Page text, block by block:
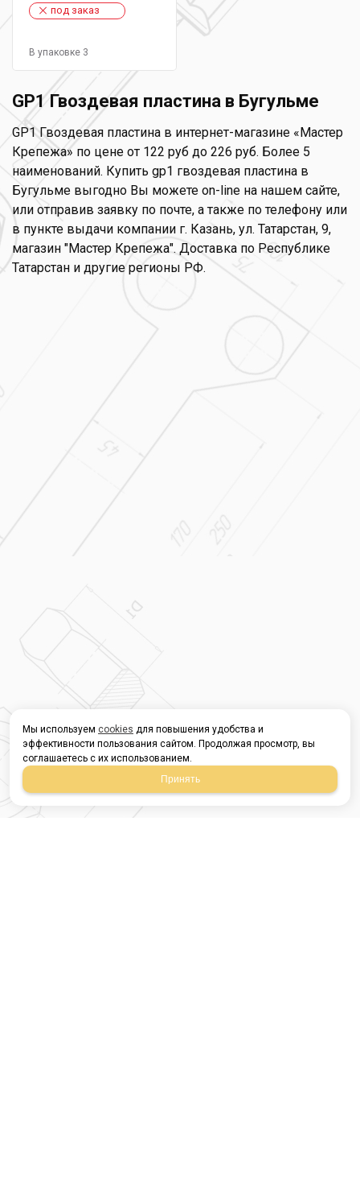
под заказ
В упаковке 3
GP1 Гвоздевая пластина в Бугульме
GP1 Гвоздевая пластина в интернет-магазине «Мастер
Крепежа» по цене от 122 руб до 226 руб. Более 5
наименований. Купить gp1 гвоздевая пластина в
Бугульме выгодно Вы можете on-line на нашем сайте,
или отправив заявку по почте, а также по телефону или
в пункте выдачи компании г. Казань, ул. Татарстан, 9,
магазин "Мастер Крепежа". Доставка по Республике
Татарстан и другие регионы РФ.
Мы используем cookies для повышения удобства и
эффективности пользования сайтом. Продолжая просмотр, вы
соглашаетесь с их использованием.
Принять